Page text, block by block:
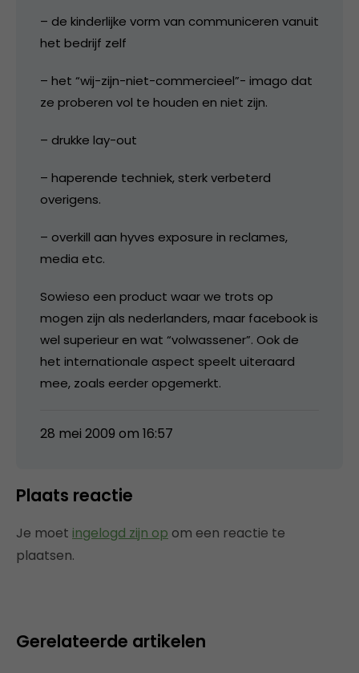
– de kinderlijke vorm van communiceren vanuit
het bedrijf zelf
– het “wij-zijn-niet-commercieel”- imago dat
ze proberen vol te houden en niet zijn.
– drukke lay-out
– haperende techniek, sterk verbeterd
overigens.
– overkill aan hyves exposure in reclames,
media etc.
Sowieso een product waar we trots op
mogen zijn als nederlanders, maar facebook is
wel superieur en wat “volwassener”. Ook de
het internationale aspect speelt uiteraard
mee, zoals eerder opgemerkt.
28 mei 2009 om 16:57
Plaats reactie
Je moet ingelogd zijn op om een reactie te
plaatsen.
Gerelateerde artikelen